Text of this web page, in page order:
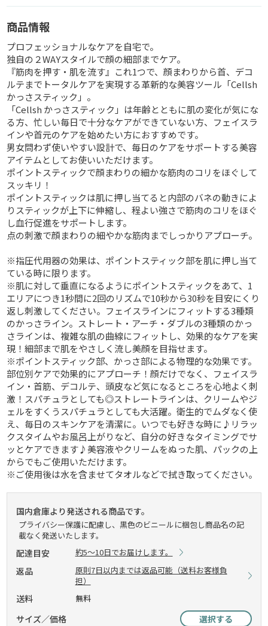
商品情報
プロフェッショナルなケアを自宅で。
独自の２WAYスタイルで顔の細部までケア。
『筋肉を押す・肌を流す』これ1つで、顔まわりから首、デコ
ルテまでトータルケアを実現する革新的な美容ツール「Cellsh
かっさスティック」。
「Cellsh かっさスティック」は年齢とともに肌の変化が気にな
る方、忙しい毎日で十分なケアができていない方、フェイスラ
インや首元のケアを始めたい方におすすめです。
男女問わず使いやすい設計で、毎日のケアをサポートする美容
アイテムとしてお使いいただけます。
ポイントスティックで顔まわりの細かな筋肉のコリをほぐして
スッキリ！
ポイントスティックは肌に押し当てると内部のバネの動きによ
りスティックが上下に伸縮し、程よい強さで筋肉のコリをほぐ
し血行促進をサポートします。
点の刺激で顔まわりの細やかな筋肉までしっかりアプローチ。
※指圧代用器の効果は、ポイントスティック部を肌に押し当て
ている時に限ります。
※肌に対して垂直になるようにポイントスティックをあて、1
エリアにつき1秒間に2回のリズムで10秒から30秒を目安にくり
返し刺激してください。フェイスラインにフィットする3種類
のかっさライン。ストレート・アーチ・ダブルの3種類のかっ
さラインは、複雑な肌の曲線にフィットし、効果的なケアを実
現！細部まで肌をやさしく流し美顔を目指せます。
※ポイントスティック部、かっさ部による物理的な効果です。
部位別ケアで効果的にアプローチ！顔だけでなく、フェイスラ
イン・首筋、デコルテ、頭皮など気になるところを心地よく刺
激！スパチュラとしても◎ストレートラインは、クリームやジ
ェルをすくうスパチュラとしても大活躍。衛生的でムダなく使
え、毎日のスキンケアを清潔に。いつでも好きな時に♪リラッ
クスタイムやお風呂上がりなど、自分の好きなタイミングでサ
ッとケアできます♪美容液やクリームをぬった肌、パックの上
からでもご使用いただけます。
※ご使用後は水を含ませてタオルなどで拭き取ってください。
国内倉庫より発送される商品です。
プライバシー保護に配慮し、黒色のビニールに梱包し商品名の記
載なく発送いたします。
配達目安 約5～10日でお届けします。
返品
原則7日以内までは返品可能（送料お客様負
担）
送料 無料
サイズ／価格 選択する